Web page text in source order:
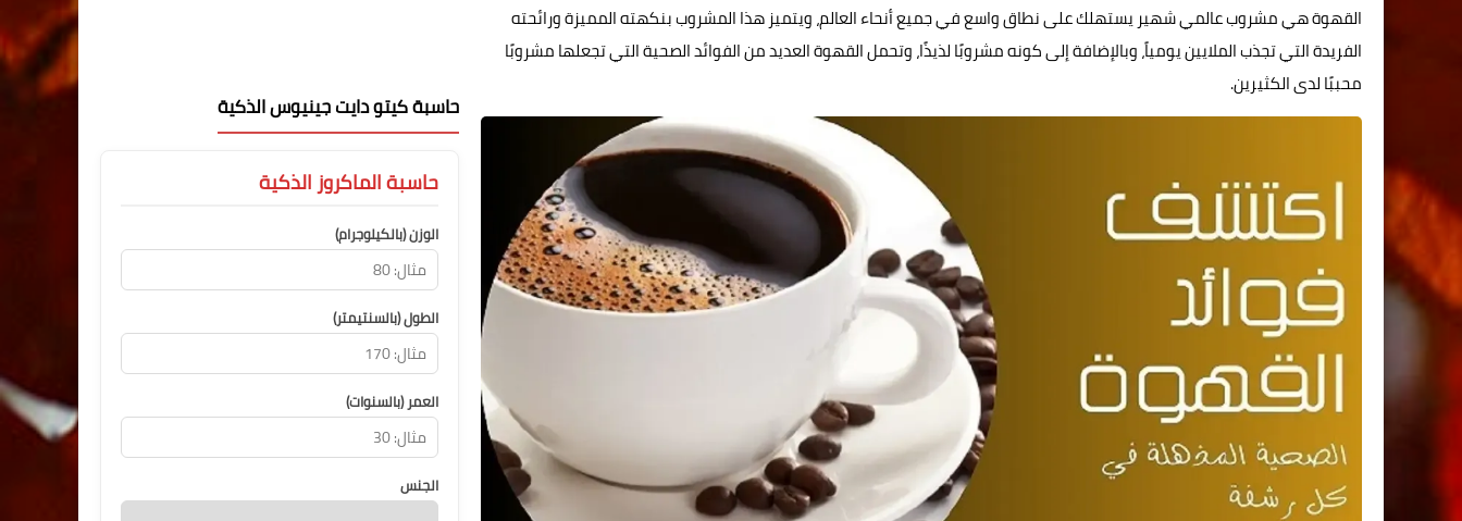
القهوة هي مشروب عالمي شهير يستهلك على نطاق واسع في جميع أنحاء العالم، ويتميز هذا المشروب بنكهته المميزة ورائحته
الفريدة التي تجذب الملايين يومياً، وبالإضافة إلى كونه مشروبًا لذيذًا، وتحمل القهوة العديد من الفوائد الصحية التي تجعلها مشروبًا
محببًا لدى الكثيرين.
حاسبة كيتو دايت جينيوس الذكية
حاسبة الماكروز الذكية
الوزن (بالكيلوجرام)
الطول (بالسنتيمتر)
العمر (بالسنوات)
الجنس